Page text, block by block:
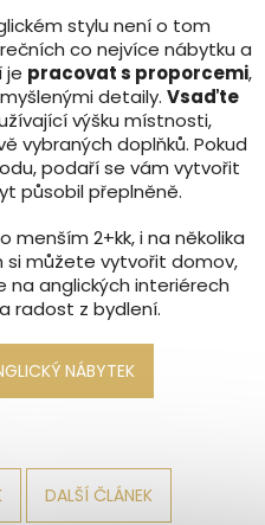
stylu není o tom
co nejvíce nábytku a
je pracovat s proporcemi,
detaily. Vsaďte
výšku místnosti,
vybraných doplňků. Pokud
podaří se vám vytvořit
působil přeplněně.
2+kk, i na několika
můžete vytvořit domov,
anglických interiérech
radost z bydlení.
DALŠÍ ČLÁNEK